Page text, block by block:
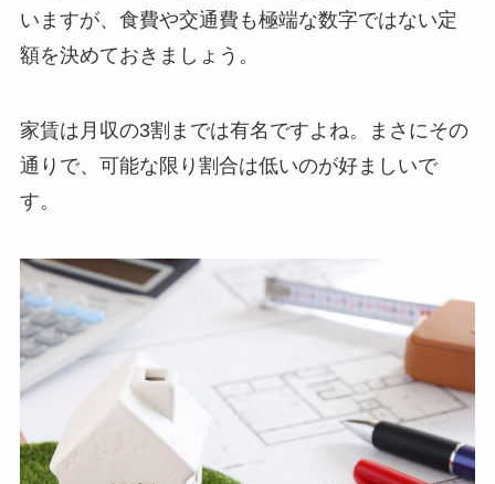
いますが、食費や交通費も極端な数字ではない定
額を決めておきましょう。
家賃は月収の3割までは有名ですよね。まさにその
通りで、可能な限り割合は低いのが好ましいで
す。